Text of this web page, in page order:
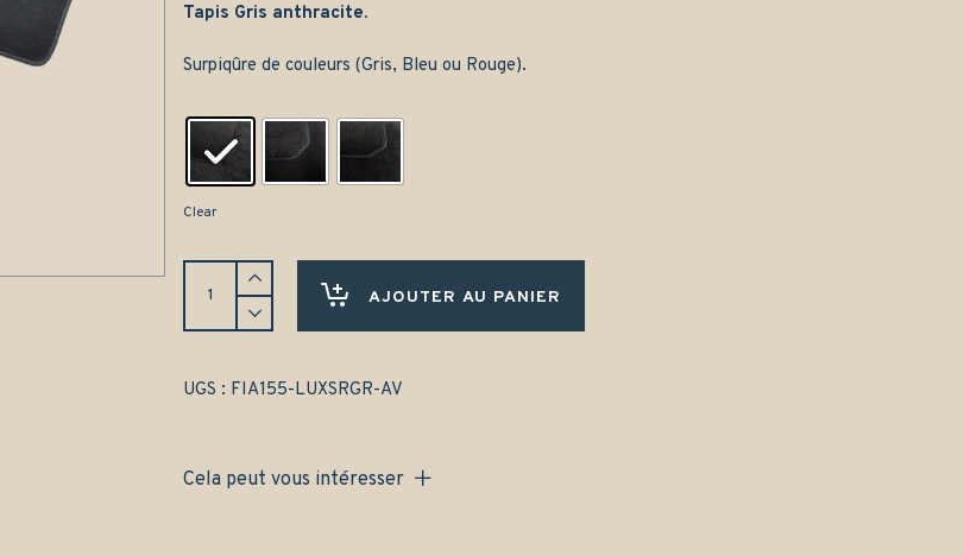
Tapis Gris anthracite.
Surpiqûre de couleurs (Gris, Bleu ou Rouge).
Clear
Tapis
Fiat
Avant
luxe
AJOUTER AU PANIER
UGS : FIA155-LUXSRGR-AV
Cela peut vous intéresser